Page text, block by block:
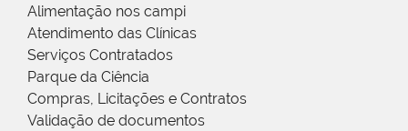
Alimentação nos campi
Atendimento das Clínicas
Serviços Contratados
Parque da Ciência
Compras, Licitações e Contratos
Validação de documentos